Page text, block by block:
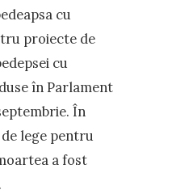
cu
proiecte de
cu
în Parlament
În
lege pentru
a fost